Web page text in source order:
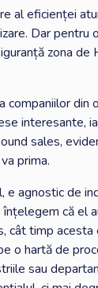
al eficienței
Dar pentru
zona de
companiilor din
interesante,
sales,
prima.
e agnostic de
că el
cât timp
o hartă de
sau